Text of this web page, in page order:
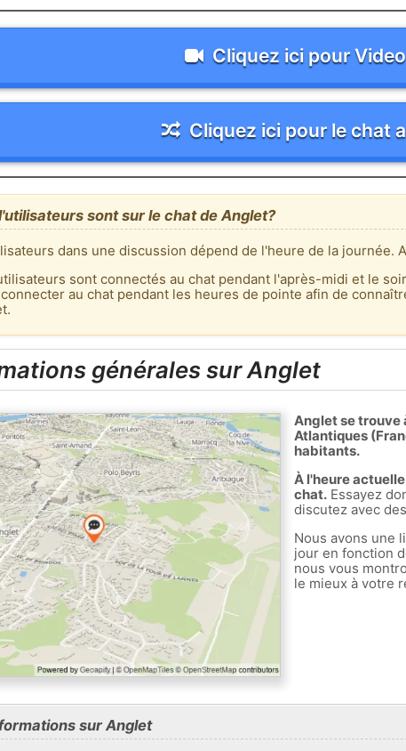
Cliquez ici pour
Cliquez ici pour le chat
sont sur le chat de Anglet?
dans une discussion dépend de l'heure de la journée.
sont connectés au chat pendant l'après-midi et le
au chat pendant les heures de pointe afin de
générales sur Anglet
Anglet se trouve
Atlantiques
habitants.
À l'heure
chat.Essayez
discutez avec
Nous avons une
jour en fonction
nous vous
le mieux à votre
sur Anglet